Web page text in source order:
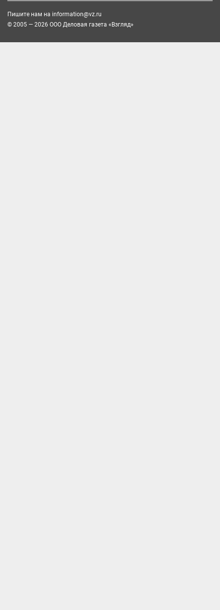
Пишите нам на information@vz.ru
© 2005 — 2026 ООО Деловая газета «Взгляд»